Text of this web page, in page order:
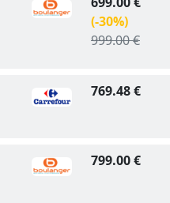
(-30%)
999.00 €
769.48 €
799.00 €